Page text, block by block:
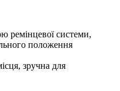
ремінцевої системи,
положення
зручна для